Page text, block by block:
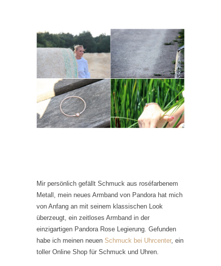
Mir persönlich gefällt Schmuck aus roséfarbenem
Metall, mein neues Armband von Pandora hat mich
von Anfang an mit seinem klassischen Look
überzeugt, ein zeitloses Armband in der
einzigartigen Pandora Rose Legierung. Gefunden
habe ich meinen neuen Schmuck bei Uhrcenter, ein
toller Online Shop für Schmuck und Uhren.